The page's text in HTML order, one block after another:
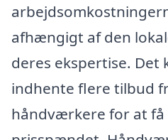
afhængigt af den
deres ekspertise. Det
indhente flere tilbud
håndværkere for at få